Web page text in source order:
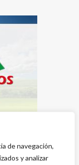
de navegación,
y analizar